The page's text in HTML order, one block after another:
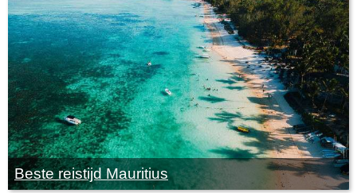
Beste reistijd Mauritius